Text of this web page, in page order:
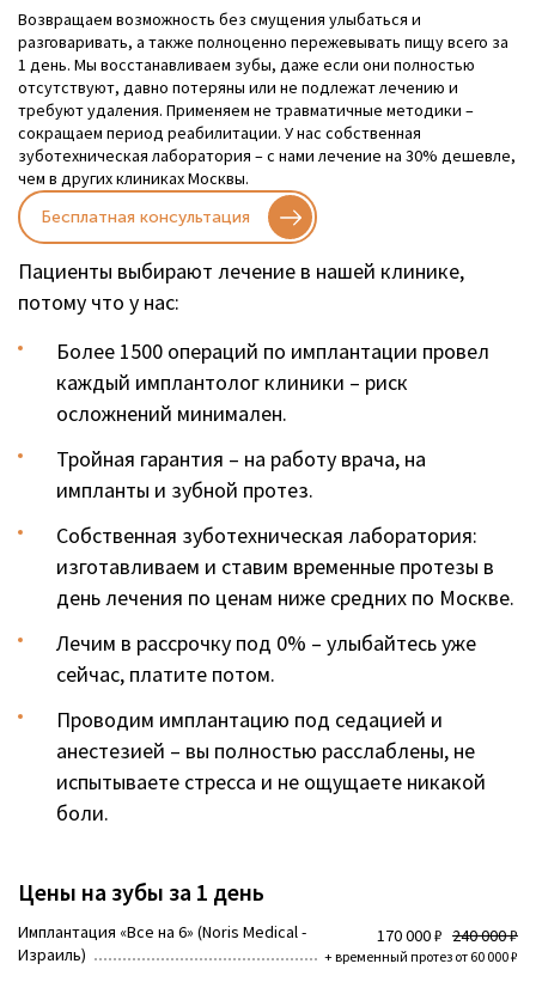
Возвращаем возможность без смущения улыбаться и
разговаривать, а также полноценно пережевывать пищу всего за
1 день. Мы восстанавливаем зубы, даже если они полностью
отсутствуют, давно потеряны или не подлежат лечению и
требуют удаления. Применяем не травматичные методики –
сокращаем период реабилитации. У нас собственная
зуботехническая лаборатория – с нами лечение на 30% дешевле,
чем в других клиниках Москвы.
Бесплатная консультация
Пациенты выбирают лечение в нашей клинике,
потому что у нас:
Более 1500 операций по имплантации провел
каждый имплантолог клиники – риск
осложнений минимален.
Тройная гарантия – на работу врача, на
импланты и зубной протез.
Собственная зуботехническая лаборатория:
изготавливаем и ставим временные протезы в
день лечения по ценам ниже средних по Москве.
Лечим в рассрочку под 0% – улыбайтесь уже
сейчас, платите потом.
Проводим имплантацию под седацией и
анестезией – вы полностью расслаблены, не
испытываете стресса и не ощущаете никакой
боли.
Цены на зубы за 1 день
Имплантация «Все на 6» (Noris Medical -
Израиль)
170 000 ₽ 240 000 ₽
+ временный протез от 60 000 ₽